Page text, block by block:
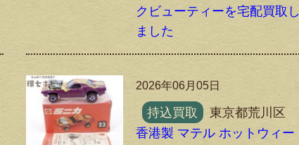
クビューティーを宅配買取し
ました
2026年06月05日
持込買取
東京都荒川区
香港製 マテル ホットウィー